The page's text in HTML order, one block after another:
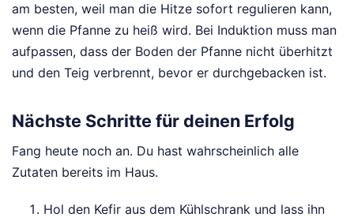
am besten, weil man die Hitze sofort regulieren kann,
wenn die Pfanne zu heiß wird. Bei Induktion muss man
aufpassen, dass der Boden der Pfanne nicht überhitzt
und den Teig verbrennt, bevor er durchgebacken ist.
Nächste Schritte für deinen Erfolg
Fang heute noch an. Du hast wahrscheinlich alle
Zutaten bereits im Haus.
Hol den Kefir aus dem Kühlschrank und lass ihn